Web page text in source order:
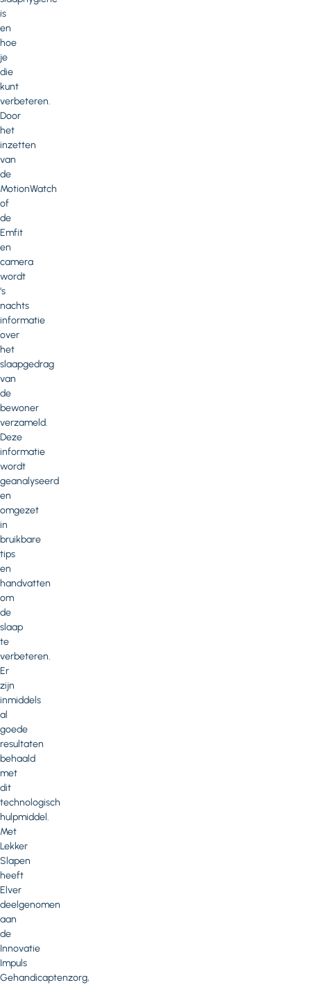
is
en
hoe
je
die
kunt
verbeteren.
Door
het
inzetten
van
de
MotionWatch
of
de
Emfit
en
camera
wordt
‘s
nachts
informatie
over
het
slaapgedrag
van
de
bewoner
verzameld.
Deze
informatie
wordt
geanalyseerd
en
omgezet
in
bruikbare
tips
en
handvatten
om
de
slaap
te
verbeteren.
Er
zijn
inmiddels
al
goede
resultaten
behaald
met
dit
technologisch
hulpmiddel.
Met
Lekker
Slapen
heeft
Elver
deelgenomen
aan
de
Innovatie
Impuls
Gehandicaptenzorg,